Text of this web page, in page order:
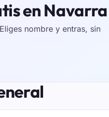
en Navarra
nombre y entras, sin